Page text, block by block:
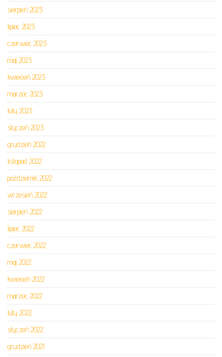
sierpień 2023
lipiec 2023
czerwiec 2023
maj 2023
kwiecień 2023
marzec 2023
luty 2023
styczeń 2023
grudzień 2022
listopad 2022
październik 2022
wrzesień 2022
sierpień 2022
lipiec 2022
czerwiec 2022
maj 2022
kwiecień 2022
marzec 2022
luty 2022
styczeń 2022
grudzień 2021